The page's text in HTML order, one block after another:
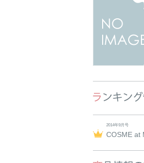
2014年9月号
COSME at